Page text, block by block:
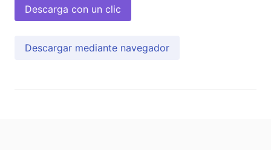
Descarga con un clic
Descargar mediante navegador